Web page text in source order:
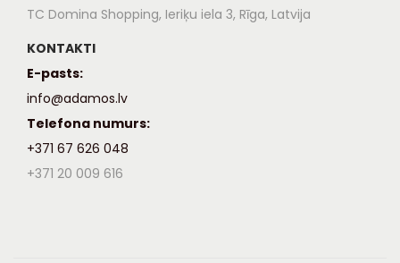
TC Domina Shopping, Ieriķu iela 3, Rīga, Latvija
KONTAKTI
E-pasts:
info@adamos.lv
Telefona numurs:
+371 67 626 048
+371 20 009 616